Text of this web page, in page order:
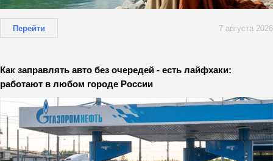
Перейти 7 августа 2026
Как заправлять авто без очередей - есть лайфхаки:
работают в любом городе России